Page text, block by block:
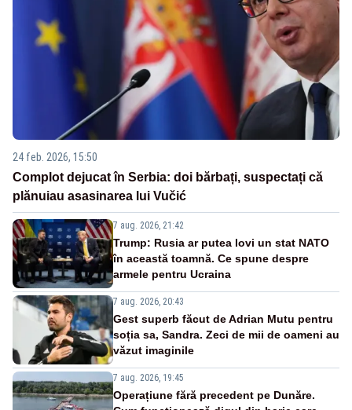
24 feb. 2026, 15:50
Complot dejucat în Serbia: doi bărbați, suspectați că
plănuiau asasinarea lui Vučić
7 aug. 2026, 21:42
Trump: Rusia ar putea lovi un stat NATO
în această toamnă. Ce spune despre
armele pentru Ucraina
7 aug. 2026, 20:43
Gest superb făcut de Adrian Mutu pentru
soția sa, Sandra. Zeci de mii de oameni au
văzut imaginile
7 aug. 2026, 19:45
Operațiune fără precedent pe Dunăre.